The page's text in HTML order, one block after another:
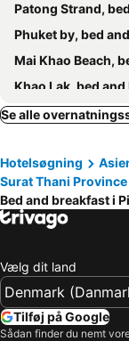
Patong Strand, bed
Phuket by, bed and
Mai Khao Beach, bed
Khao Lak, bed
Koh Yao Yai, bed
Se alle
Hotelsøgning
Surat Thani Province
Bed and breakfast i
Vælg dit land
Tilføj på Google
Sådan finder du nemt